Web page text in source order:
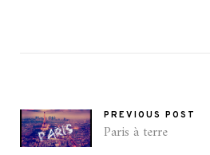
PREVIOUS POST
Paris à terre